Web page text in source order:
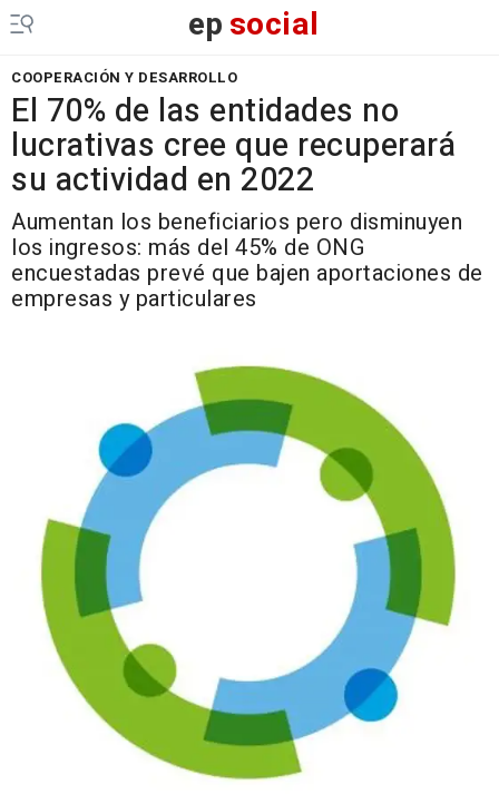
epsocial
COOPERACIÓN Y DESARROLLO
El 70% de las entidades no
lucrativas cree que recuperará
su actividad en 2022
Aumentan los beneficiarios pero disminuyen
los ingresos: más del 45% de ONG
encuestadas prevé que bajen aportaciones de
empresas y particulares